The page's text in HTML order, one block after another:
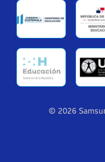
© 2026